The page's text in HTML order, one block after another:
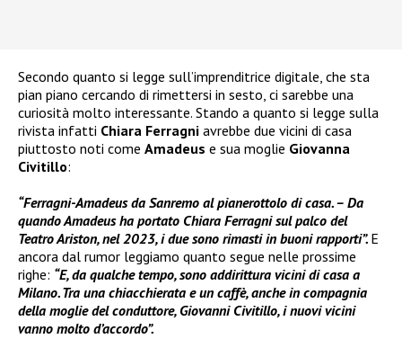
Secondo quanto si legge sull’imprenditrice digitale, che sta
pian piano cercando di rimettersi in sesto, ci sarebbe una
curiosità molto interessante. Stando a quanto si legge sulla
rivista infatti Chiara Ferragni avrebbe due vicini di casa
piuttosto noti come Amadeus e sua moglie Giovanna
Civitillo:
“Ferragni-Amadeus da Sanremo al pianerottolo di casa. – Da
quando Amadeus ha portato Chiara Ferragni sul palco del
Teatro Ariston, nel 2023, i due sono rimasti in buoni rapporti”. E
ancora dal rumor leggiamo quanto segue nelle prossime
righe: “E, da qualche tempo, sono addirittura vicini di casa a
Milano. Tra una chiacchierata e un caffè, anche in compagnia
della moglie del conduttore, Giovanni Civitillo, i nuovi vicini
vanno molto d’accordo”.